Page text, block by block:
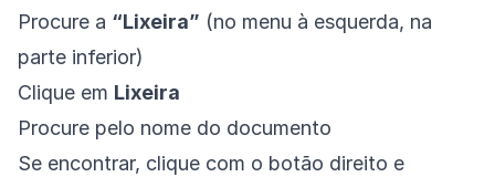
Procure a “Lixeira” (no menu à esquerda, na
parte inferior)
Clique em Lixeira
Procure pelo nome do documento
Se encontrar, clique com o botão direito e